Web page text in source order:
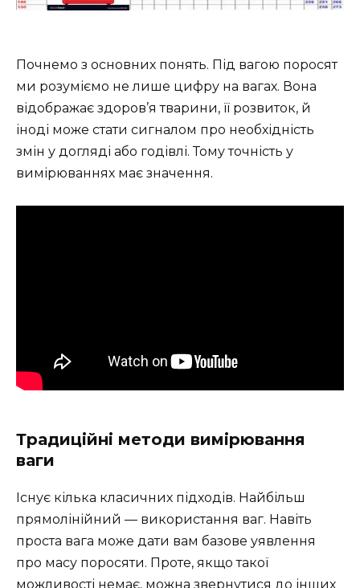
Почнемо з основних понять. Під вагою поросят
ми розуміємо не лише цифру на вагах. Вона
відображає здоров’я тварини, її розвиток, й
іноді може стати сигналом про необхідність
змін у догляді або годівлі. Тому точність у
вимірюваннях має значення.
Традиційні методи вимірювання
ваги
Існує кілька класичних підходів. Найбільш
прямолінійний — використання ваг. Навіть
проста вага може дати вам базове уявлення
про масу поросяти. Проте, якщо такої
можливості немає, можна звернутися до інших